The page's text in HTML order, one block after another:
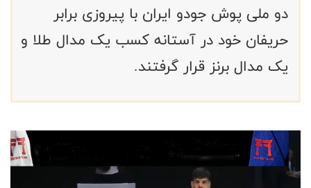
دو ملی پوش جودو ایران با پیروزی برابر
حریفان خود در آستانه کسب یک مدال طلا و
یک مدال برنز قرار گرفتند.